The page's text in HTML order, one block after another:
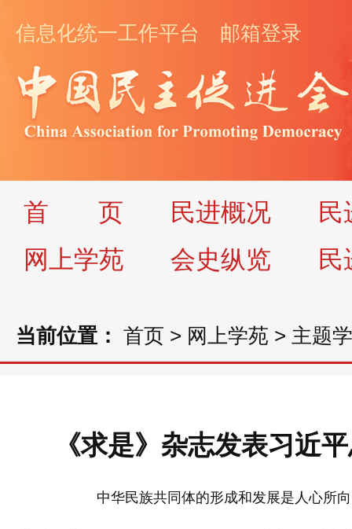
信息化统一工作平台 邮箱登录
首 页 民进概况
民
网上学苑
会史纵览 民
当前位置： 首页 > 网上学苑 > 主题
《求是》杂志发表习近
中华民族共同体的形成和发展是人心所